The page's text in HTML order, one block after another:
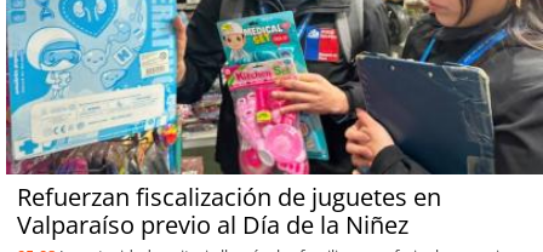
Refuerzan fiscalización de juguetes en
Valparaíso previo al Día de la Niñez